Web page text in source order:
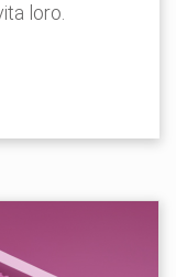
loro.